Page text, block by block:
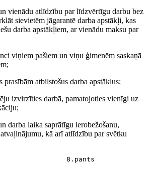
vienādu atlīdzību par līdzvērtīgu darbu bez
sievietēm jāgarantē darba apstākļi, kas
darba apstākļiem, ar vienādu maksu par
viņiem pašiem un viņu ģimenēm saskaņā
prasībām atbilstošus darba apstākļus;
izvirzīties darbā, pamatojoties vienīgi uz
darba laika saprātīgu ierobežošanu,
kā arī atlīdzību par svētku